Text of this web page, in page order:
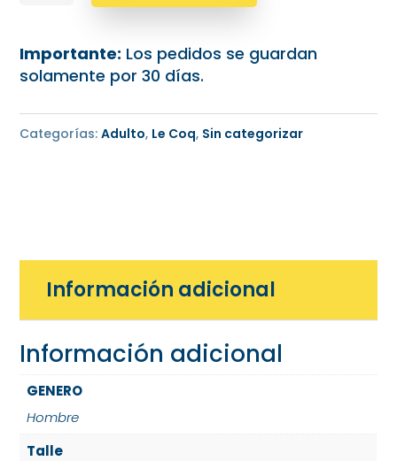
Sportif
2026
cantidad
Importante: Los pedidos se guardan
solamente por 30 días.
Categorías:Adulto, Le Coq, Sin categorizar
Información adicional
Información adicional
GENERO
Hombre
Talle